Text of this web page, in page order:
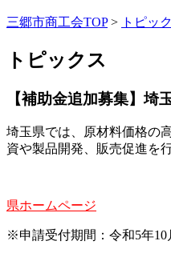
三郷市商工会TOP> トピッ
トピックス
【補助金追加募集】埼
埼玉県では、原材料価格の
資や製品開発、販売促進を
県ホームページ
※申請受付期間：令和5年10